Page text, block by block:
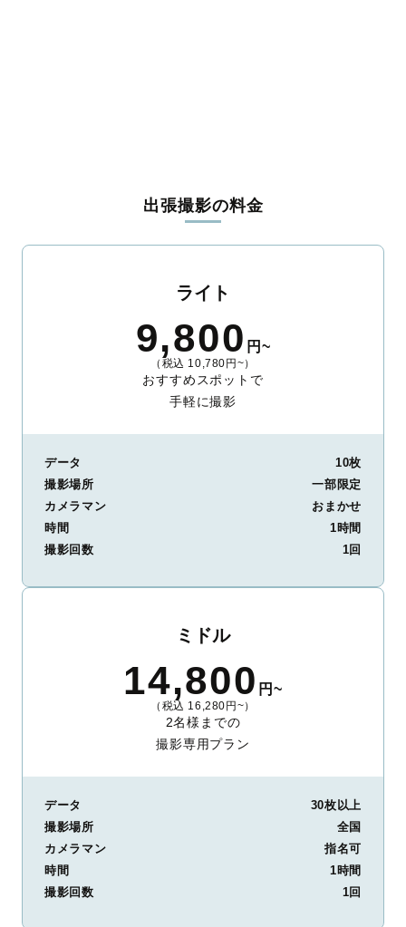
出張撮影の料金
ライト
9,800 円~
（税込 10,780円~）
おすすめスポットで
手軽に撮影
データ
10枚
撮影場所
一部限定
カメラマン
おまかせ
時間
1時間
撮影回数
1回
ミドル
14,800 円~
（税込 16,280円~）
2名様までの
撮影専用プラン
データ
30枚以上
撮影場所
全国
カメラマン
指名可
時間
1時間
撮影回数
1回